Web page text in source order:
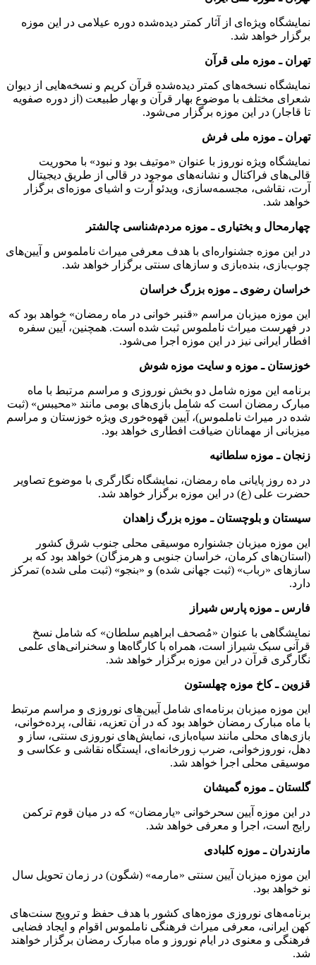
نمایشگاه ویژه‌ای از آثار کمتر دیده‌شده دوره عیلامی در این موزه
برگزار خواهد شد.
تهران ـ موزه ملی قرآن
نمایشگاه نسخه‌های کمتر دیده‌شده قرآن کریم و نسخه‌هایی از دیوان
شعرای مختلف با موضوع بهار قرآن و بهار طبیعت (از دوره صفویه
تا قاجار) در این موزه برگزار می‌شود.
تهران ـ موزه ملی فرش
نمایشگاه ویژه نوروز با عنوان «موتیف بود و نبود» با محوریت
قالی‌های فراکتال و نشانه‌های موجود در قالی از طریق دیجیتال
آرت، نقاشی، مجسمه‌سازی، ویدئو آرت و اشیای موزه‌ای برگزار
خواهد شد.
چهارمحال و بختیاری ـ موزه مردم‌شناسی چالشتر
در این موزه جشنواره‌ای با هدف معرفی میراث ناملموس و آیین‌های
چوب‌بازی، بنده‌بازی و سازهای سنتی برگزار خواهد شد.
خراسان رضوی ـ موزه بزرگ خراسان
این موزه میزبان مراسم «قنبر خوانی در ماه رمضان» خواهد بود که
در فهرست میراث ناملموس ثبت شده است. همچنین، آیین سفره
افطار ایرانی نیز در این موزه اجرا می‌شود.
خوزستان ـ موزه و سایت موزه شوش
برنامه این موزه شامل دو بخش نوروزی و مراسم مرتبط با ماه
مبارک رمضان است که شامل بازی‌های بومی مانند «محیبس» (ثبت
شده در میراث ناملموس)، آیین قهوه‌خوری ویژه خوزستان و مراسم
میزبانی از مهمانان ضیافت افطاری خواهد بود.
زنجان ـ موزه سلطانیه
در ده روز پایانی ماه رمضان، نمایشگاه نگارگری با موضوع تصاویر
حضرت علی (ع) در این موزه برگزار خواهد شد.
سیستان و بلوچستان ـ موزه بزرگ زاهدان
این موزه میزبان جشنواره موسیقی محلی جنوب شرق کشور
(استان‌های کرمان، خراسان جنوبی و هرمزگان) خواهد بود که بر
سازهای «رباب» (ثبت جهانی شده) و «بنجو» (ثبت ملی شده) تمرکز
دارد.
فارس ـ موزه پارس شیراز
نمایشگاهی با عنوان «مُصحف ابراهیم سلطان» که شامل نسخ
قرآنی سبک شیراز است، همراه با کارگاه‌ها و سخنرانی‌های علمی
نگارگری قرآن در این موزه برگزار خواهد شد.
قزوین ـ کاخ موزه چهلستون
این موزه میزبان برنامه‌ای شامل آیین‌های نوروزی و مراسم مرتبط
با ماه مبارک رمضان خواهد بود که در آن تعزیه، نقالی، پرده‌خوانی،
بازی‌های محلی مانند سیاه‌بازی، نمایش‌های نوروزی سنتی، ساز و
دهل، نوروزخوانی، ضرب زورخانه‌ای، ایستگاه نقاشی و عکاسی و
موسیقی محلی اجرا خواهد شد.
گلستان ـ موزه گمیشان
در این موزه آیین سحرخوانی «یارمضان» که در میان قوم ترکمن
رایج است، اجرا و معرفی خواهد شد.
مازندران ـ موزه کلبادی
این موزه میزبان آیین سنتی «مارمه» (شگون) در زمان تحویل سال
نو خواهد بود.
برنامه‌های نوروزی موزه‌های کشور با هدف حفظ و ترویج سنت‌های
کهن ایرانی، معرفی میراث فرهنگی ناملموس اقوام و ایجاد فضایی
فرهنگی و معنوی در ایام نوروز و ماه مبارک رمضان برگزار خواهند
شد.